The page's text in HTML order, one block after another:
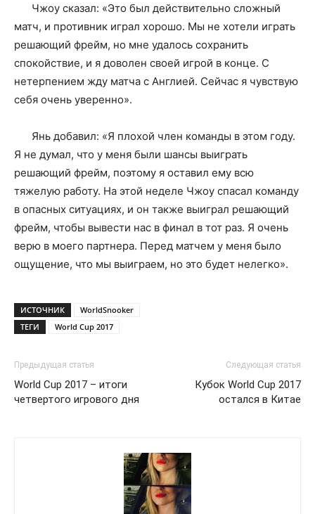
Чжоу сказал: «Это был действительно сложный
матч, и противник играл хорошо. Мы не хотели играть
решающий фрейм, но мне удалось сохранить
спокойствие, и я доволен своей игрой в конце. С
нетерпением жду матча с Англией. Сейчас я чувствую
себя очень уверенно».
Янь добавил: «Я плохой член команды в этом году.
Я не думал, что у меня были шансы выиграть
решающий фрейм, поэтому я оставил ему всю
тяжелую работу. На этой неделе Чжоу спасал команду
в опасных ситуациях, и он также выиграл решающий
фрейм, чтобы вывести нас в финал в тот раз. Я очень
верю в моего партнера. Перед матчем у меня было
ощущение, что мы выиграем, но это будет нелегко».
ИСТОЧНИК
WorldSnooker
ТЕГИ
World Cup 2017
Предыдущая статья
World Cup 2017 – итоги
четвертого игрового дня
Следующая статья
Кубок World Cup 2017
остался в Китае